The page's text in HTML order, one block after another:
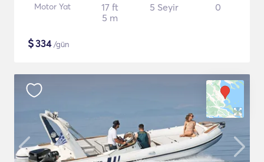
Motor Yat
17 ft
5 m
5 Seyir 0
$334/gün